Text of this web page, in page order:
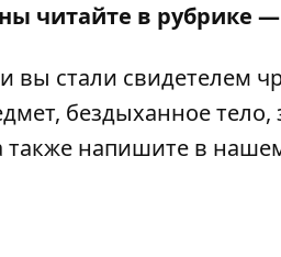
читайте в рубрике —
вы стали свидетелем
бездыханное тело,
также напишите в